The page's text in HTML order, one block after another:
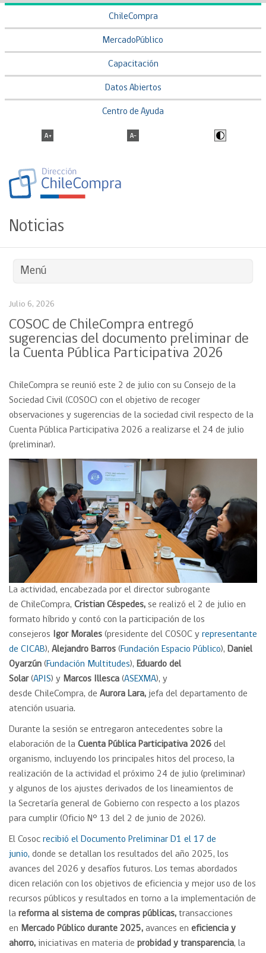
ChileCompra
MercadoPúblico
Capacitación
Datos Abiertos
Centro de Ayuda
Noticias
Menú
Julio 6, 2026
COSOC de ChileCompra entregó
sugerencias del documento preliminar de
la Cuenta Pública Participativa 2026
ChileCompra se reunió este 2 de julio con su Consejo de la
Sociedad Civil (COSOC) con el objetivo de recoger
observaciones y sugerencias de la sociedad civil respecto de la
Cuenta Pública Participativa 2026 a realizarse el 24 de julio
(preliminar).
La actividad, encabezada por el director subrogante
de ChileCompra, Cristian Céspedes, se realizó el 2 de julio en
formato híbrido y contó con la participación de los
consejeros
Igor Morales (presidente del COSOC y representante
de CICAB), Alejandro Barros (Fundación Espacio Público), Daniel
Oyarzún (Fundación Multitudes), Eduardo del
Solar(APIS) y Marcos Illesca (ASEXMA), y
desde ChileCompra, de Aurora Lara, jefa del departamento de
atención usuaria.
Durante la sesión se entregaron antecedentes sobre la
elaboración de la Cuenta Pública Participativa 2026 del
organismo, incluyendo los principales hitos del proceso, la
realización de la actividad el próximo 24 de julio (preliminar)
y algunos de los ajustes derivados de los lineamientos de
la Secretaría general de Gobierno con respecto a los plazos
para cumplir (Oficio N° 13 del 2 de junio de 2026).
El Cosoc recibió el Documento Preliminar D1 el 17 de
junio, donde se detallan los resultados del año 2025, los
avances del 2026 y desafíos futuros. Los temas abordados
dicen relación con los objetivos de eficiencia y mejor uso de los
recursos públicos y resultados en torno a la implementación de
la reforma al sistema de compras públicas, transacciones
en Mercado Público durante 2025, avances en eficiencia y
ahorro, iniciativas en materia de probidad y transparencia, la